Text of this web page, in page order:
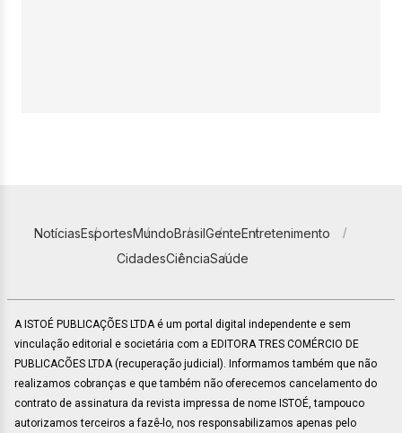
NotíciasEsportesMundoBrasilGenteEntretenimento
CidadesCiênciaSaúde
A ISTOÉ PUBLICAÇÕES LTDA é um portal digital independente e sem
vinculação editorial e societária com a EDITORA TRES COMÉRCIO DE
PUBLICACÕES LTDA (recuperação judicial). Informamos também que não
realizamos cobranças e que também não oferecemos cancelamento do
contrato de assinatura da revista impressa de nome ISTOÉ, tampouco
autorizamos terceiros a fazê-lo, nos responsabilizamos apenas pelo